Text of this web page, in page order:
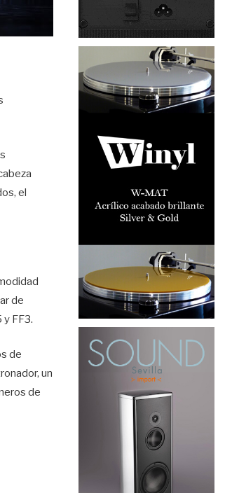
el
de
y FF3.
de
un
de